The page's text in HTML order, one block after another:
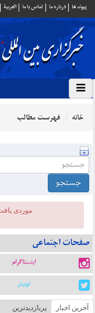
پيوند ها درباره ما تماس با ما العربية
خانه فهرست مطالب
موردی
صفحات اجتماعی
اینستاگرام
توییتر
آخرین اخبار پربازدیدترین